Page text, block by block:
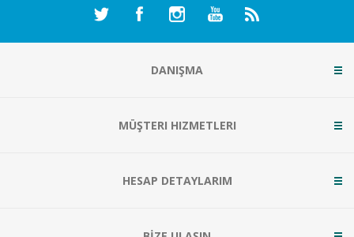
DANIŞMA
MÜŞTERI HIZMETLERI
HESAP DETAYLARIM